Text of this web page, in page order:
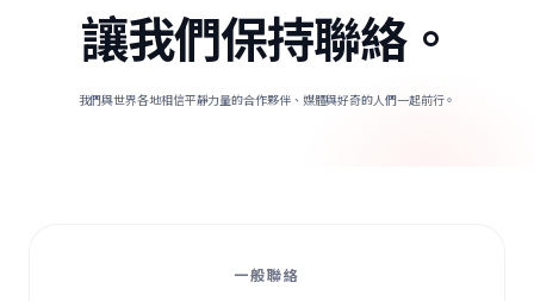
讓我們保持聯絡。
我們與世界各地相信平靜力量的合作夥伴、媒體與好奇的人們一起前行。
一般聯絡